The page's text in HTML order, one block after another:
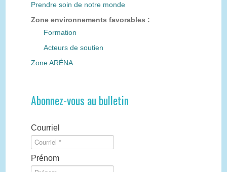
Prendre soin de notre monde
Zone environnements favorables :
Formation
Acteurs de soutien
Zone ARÉNA
Abonnez-vous au bulletin
Courriel
Prénom